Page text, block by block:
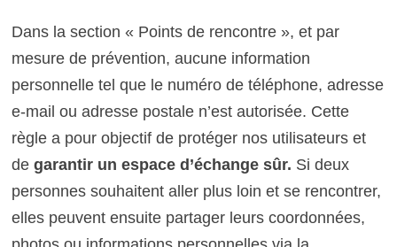
Dans la section « Points de rencontre », et par
mesure de prévention, aucune information
personnelle tel que le numéro de téléphone, adresse
e-mail ou adresse postale n’est autorisée. Cette
règle a pour objectif de protéger nos utilisateurs et
de garantir un espace d’échange sûr. Si deux
personnes souhaitent aller plus loin et se rencontrer,
elles peuvent ensuite partager leurs coordonnées,